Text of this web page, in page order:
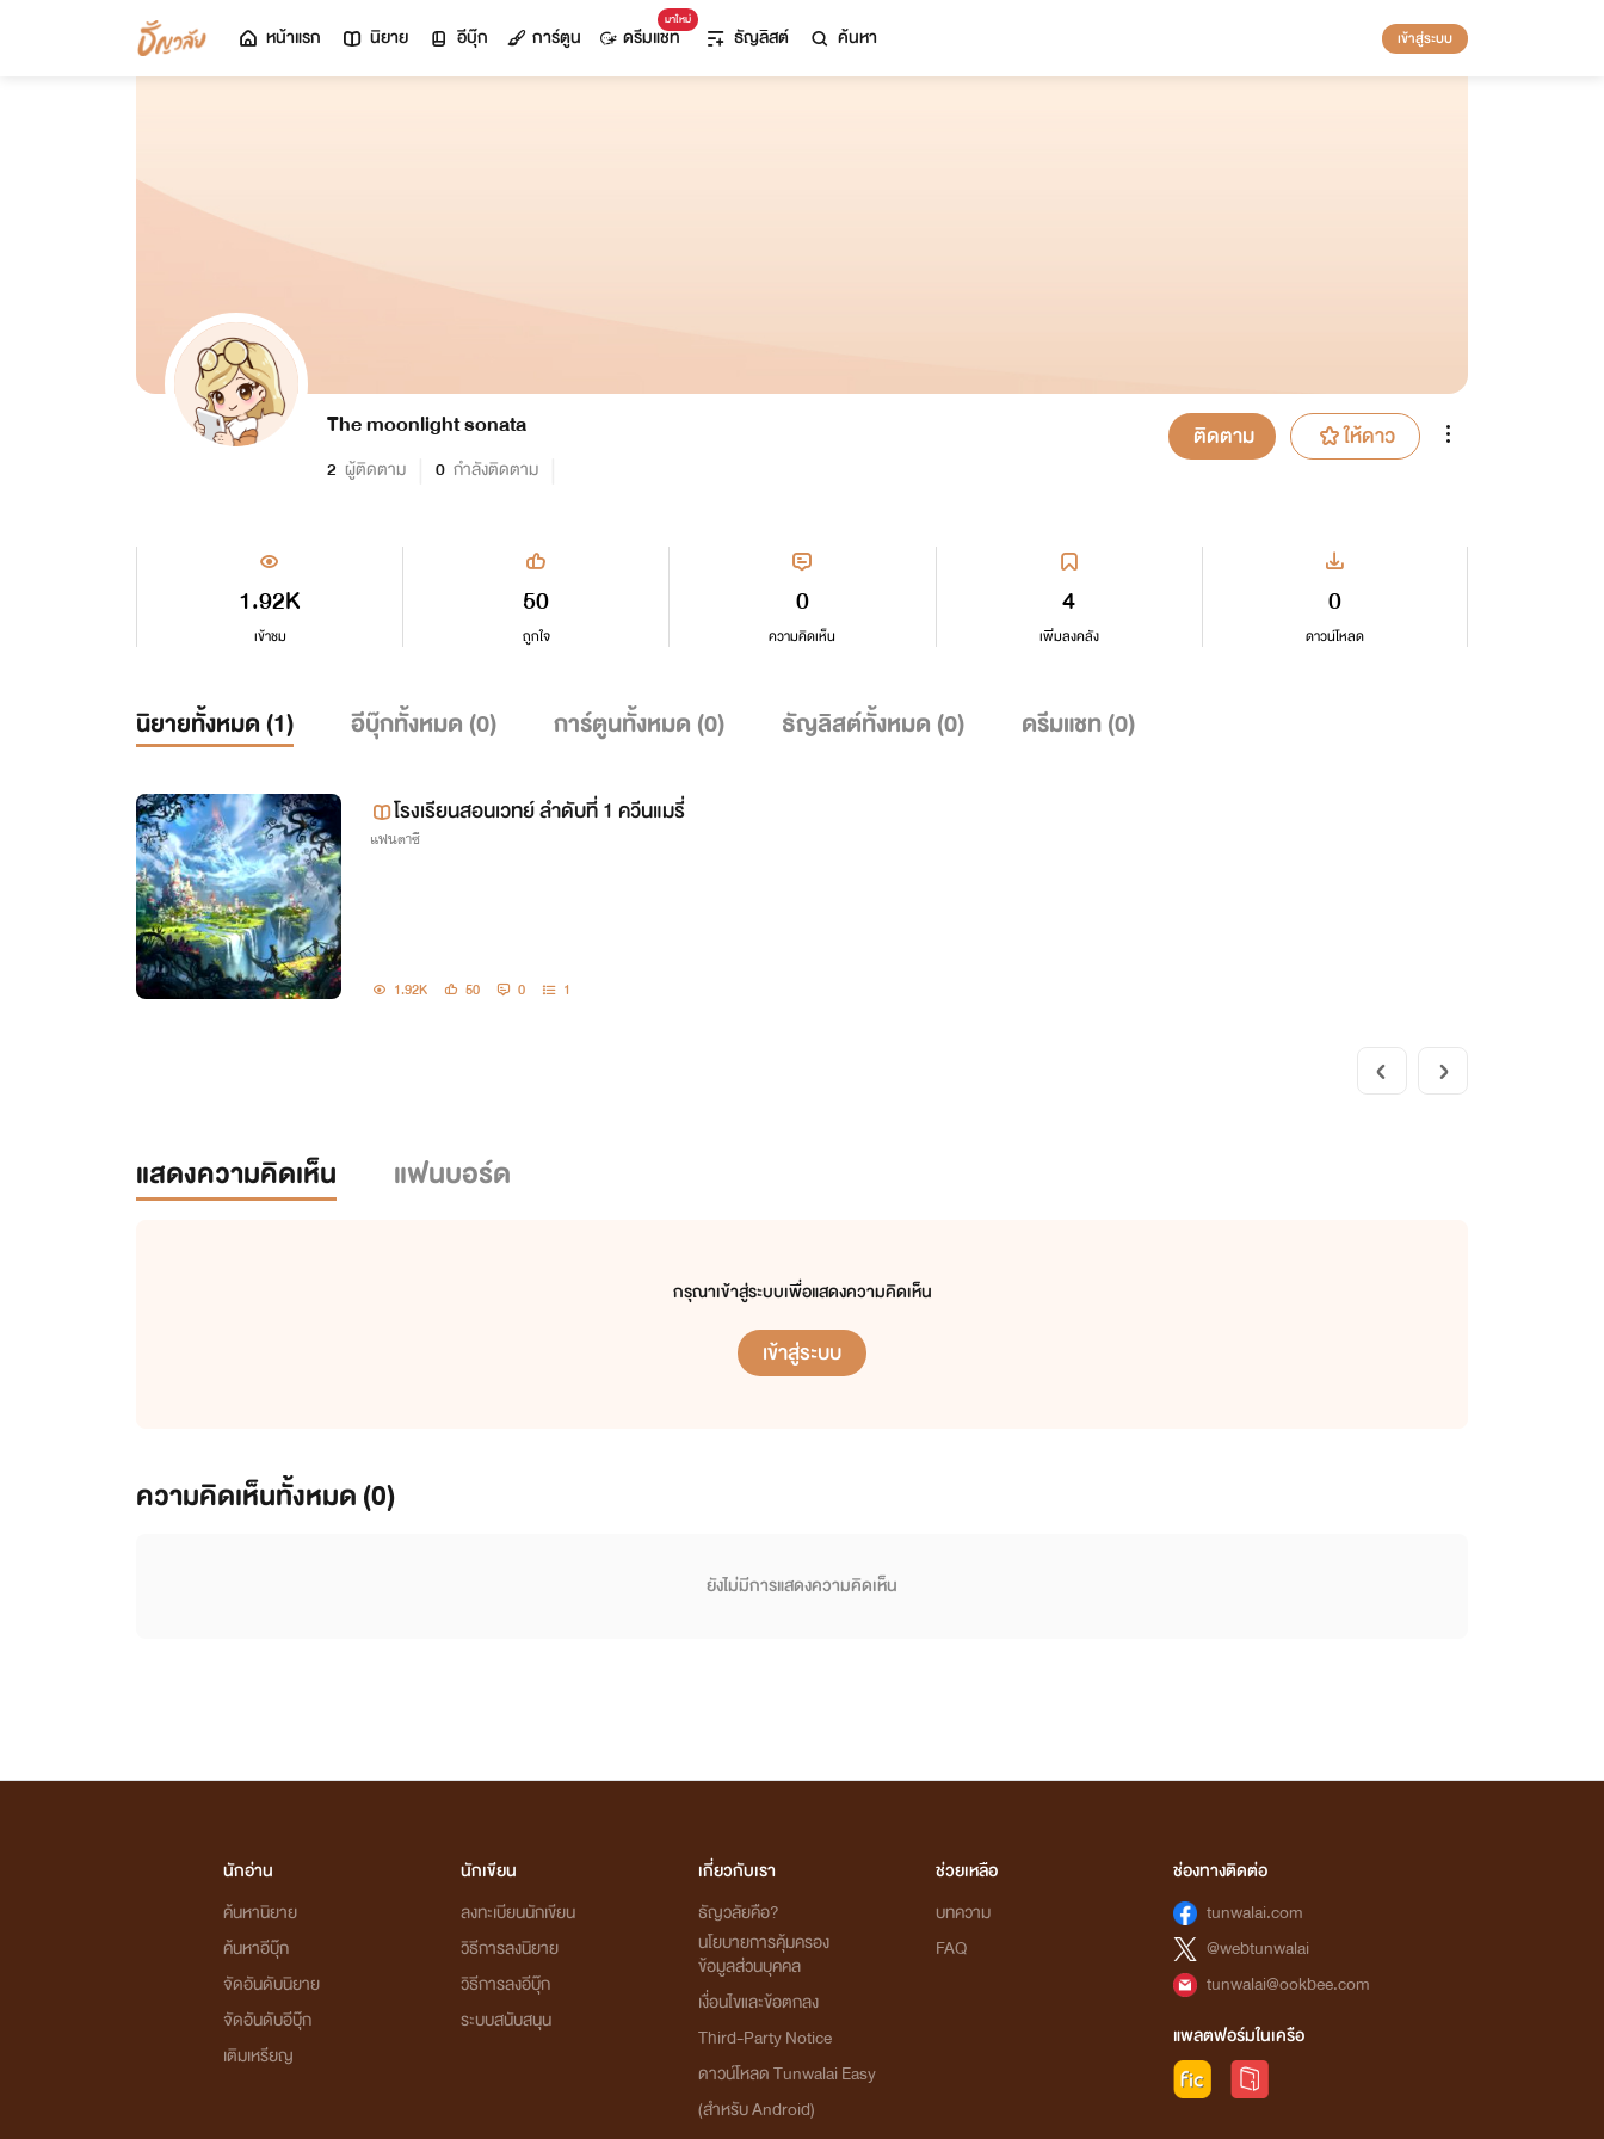
หน้าแรก นิยาย อีบุ๊ก การ์ตูน
มาใหม่
ดรีมแชท ธัญลิสต์ ค้นหา เข้าสู่ระบบ
The moonlight sonata
2 ผู้ติดตาม 0 กำลังติดตาม
ติดตาม ให้ดาว
1.92K
เข้าชม
4
เพิ่มลงคลัง
50
ถูกใจ
0
ดาวน์โหลด
0
ความคิดเห็น
นิยายทั้งหมด (1) อีบุ๊กทั้งหมด (0) การ์ตูนทั้งหมด (0) ธัญลิสต์ทั้งหมด (0) ดรีมแชท (0)
โรงเรียนสอนเวทย์ ลำดับที่ 1 ควีนแมรี่
แฟนตาซี
1.92K 50 0 1
แสดงความคิดเห็น แฟนบอร์ด
กรุณาเข้าสู่ระบบเพื่อแสดงความคิดเห็น
เข้าสู่ระบบ
ความคิดเห็นทั้งหมด (0)
ยังไม่มีการแสดงความคิดเห็น
นักอ่าน
ค้นหานิยาย
ค้นหาอีบุ๊ก
จัดอันดับนิยาย
จัดอันดับอีบุ๊ก
เติมเหรียญ
นักเขียน
ลงทะเบียนนักเขียน
วิธีการลงนิยาย
วิธีการลงอีบุ๊ก
ระบบสนับสนุน
เกี่ยวกับเรา
ธัญวลัยคือ?
นโยบายการคุ้มครอง
ข้อมูลส่วนบุคคล
เงื่อนไขและข้อตกลง
Third-Party Notice
ดาวน์โหลด Tunwalai Easy
(สำหรับ Android)
ช่วยเหลือ
บทความ
FAQ
ช่องทางติดต่อ
tunwalai.com
@webtunwalai
tunwalai@ookbee.com
แพลตฟอร์มในเครือ